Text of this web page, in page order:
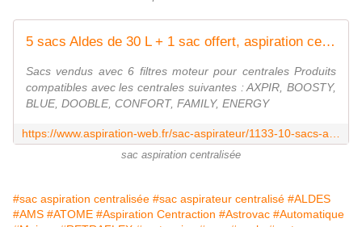
5 sacs Aldes de 30 L + 1 sac offert, aspiration centralisée
Sacs vendus avec 6 filtres moteur pour centrales Produits
compatibles avec les centrales suivantes : AXPIR, BOOSTY,
BLUE, DOOBLE, CONFORT, FAMILY, ENERGY
sac aspiration centralisée
#sac aspiration centralisée #sac aspirateur centralisé #ALDES
#AMS #ATOME #Aspiration Centraction #Astrovac #Automatique